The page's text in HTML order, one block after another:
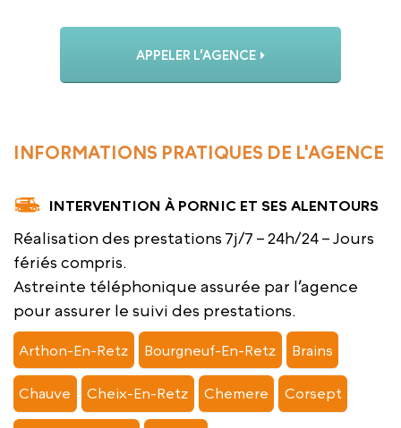
APPELER L’AGENCE
INFORMATIONS PRATIQUES DE L'AGENCE
INTERVENTION À PORNIC ET SES ALENTOURS
Réalisation des prestations 7j/7 – 24h/24 – Jours
fériés compris.
Astreinte téléphonique assurée par l’agence
pour assurer le suivi des prestations.
Arthon-En-Retz Bourgneuf-En-Retz Brains
Chauve Cheix-En-Retz Chemere Corsept